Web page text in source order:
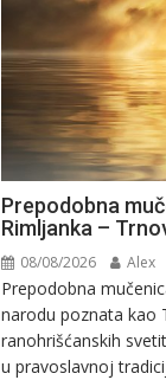
Prepodobna
Rimljanka –
08/08/2026 Alex
Prepodobna
narodu poznata kao
ranohrišćanskih
u pravoslavnoj